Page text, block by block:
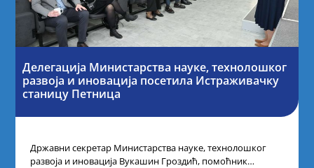
Делегација Министарства науке, технолошког
развоја и иновација посетила Истраживачку
станицу Петница
Државни секретар Министарства науке, технолошког
развоја и иновација Вукашин Гроздић, помоћник